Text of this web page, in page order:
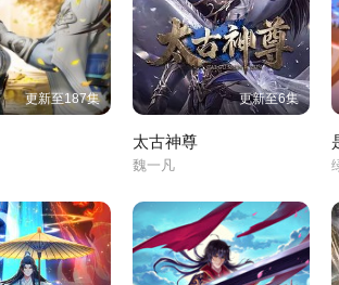
更新至187集 更新至6集
太古神尊
魏一凡